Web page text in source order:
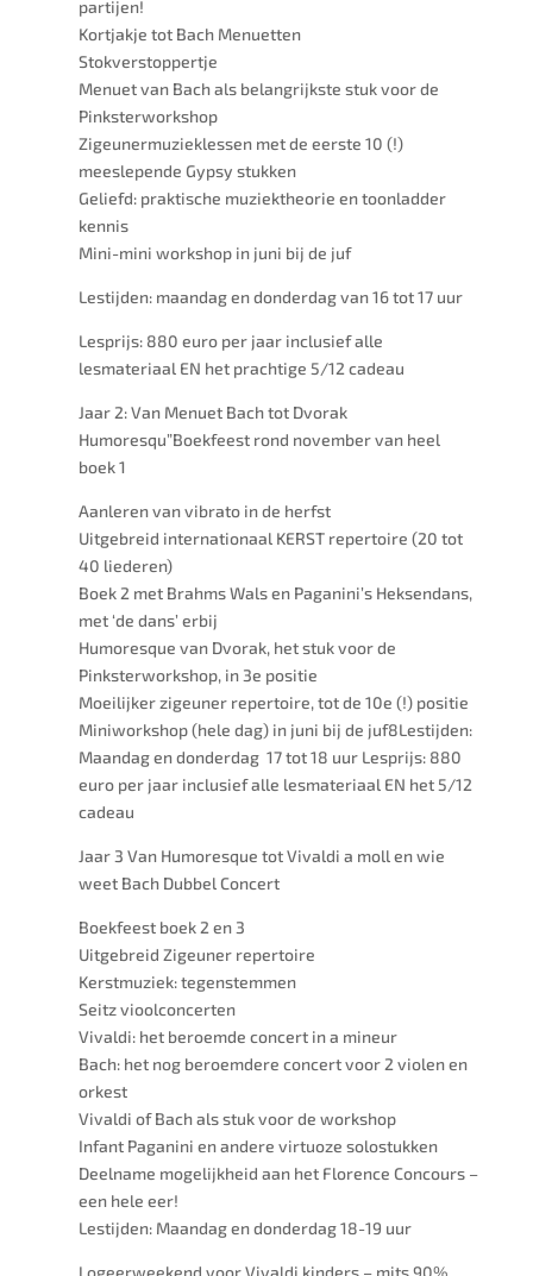
partijen!
Kortjakje tot Bach Menuetten
Stokverstoppertje
Menuet van Bach als belangrijkste stuk voor de
Pinksterworkshop
Zigeunermuzieklessen met de eerste 10 (!)
meeslepende Gypsy stukken
Geliefd: praktische muziektheorie en toonladder
kennis
Mini-mini workshop in juni bij de juf
Lestijden: maandag en donderdag van 16 tot 17 uur
Lesprijs: 880 euro per jaar inclusief alle
lesmateriaal EN het prachtige 5/12 cadeau
Jaar 2: Van Menuet Bach tot Dvorak
Humoresqu”Boekfeest rond november van heel
boek 1
Aanleren van vibrato in de herfst
Uitgebreid internationaal KERST repertoire (20 tot
40 liederen)
Boek 2 met Brahms Wals en Paganini’s Heksendans,
met ‘de dans’ erbij
Humoresque van Dvorak, het stuk voor de
Pinksterworkshop, in 3e positie
Moeilijker zigeuner repertoire, tot de 10e (!) positie
Miniworkshop (hele dag) in juni bij de juf8Lestijden:
Maandag en donderdag 17 tot 18 uur Lesprijs: 880
euro per jaar inclusief alle lesmateriaal EN het 5/12
cadeau
Jaar 3 Van Humoresque tot Vivaldi a moll en wie
weet Bach Dubbel Concert
Boekfeest boek 2 en 3
Uitgebreid Zigeuner repertoire
Kerstmuziek: tegenstemmen
Seitz vioolconcerten
Vivaldi: het beroemde concert in a mineur
Bach: het nog beroemdere concert voor 2 violen en
orkest
Vivaldi of Bach als stuk voor de workshop
Infant Paganini en andere virtuoze solostukken
Deelname mogelijkheid aan het Florence Concours –
een hele eer!
Lestijden: Maandag en donderdag 18-19 uur
Logeerweekend voor Vivaldi kinders – mits 90%